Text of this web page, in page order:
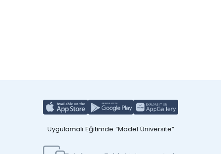
Uygulamalı Eğitimde “Model Üniversite”